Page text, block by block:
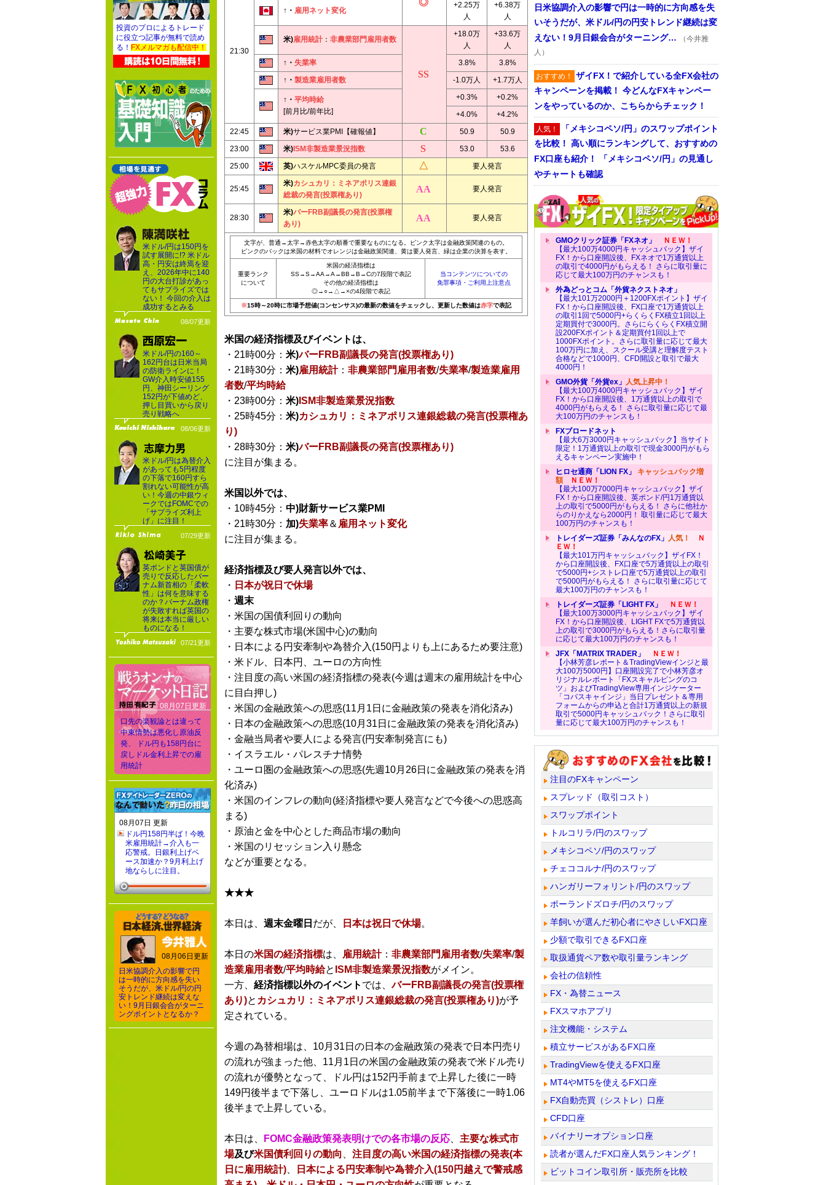
21:30
↑・ 雇用ネット変化
+2.25万
人
+6.38万
人
米)雇用統計 ： 非農業部門雇用者数
+18.0万
人
+33.6万
人
↑・ 失業率 3.8%
3.8%
↑・ 製造業雇用者数 -1.0万人 +1.7万人
↑・ 平均時給
[前月比/前年比]
+0.3%
+0.2%
+4.0%
+4.2%
22:45
米)サービス業PMI【確報値】 50.9
50.9
23:00
米) ISM非製造業景況指数 53.0
53.6
25:00
英)ハスケルMPC委員の発言 要人発言
25:45
米)カシュカリ：ミネアポリス連銀
総裁の発言(投票権あり)
要人発言
28:30
米)バーFRB副議長の発言(投票権
あり)
要人発言
文字が、普通→太字→赤色太字の順番で重要なものになる。ピンク太字は金融政策関連のもの。
ピンクのバックは米国の材料でオレンジは金融政策関連、黄は要人発言、緑は企業の決算を表す。
重要ランク
について
米国の経済指標は
SS→S→AA→A→BB→B→Cの7段階で表記
その他の経済指標は
◎→○→△→×の4段階で表記
当コンテンツについての
免罪事項・ご利用上注意点
※15時～20時に市場予想値(コンセンサス)の最新の数値をチェックし、更新した数値は赤字で表記
米国の経済指標及びイベントは、
・21時00分： 米)バーFRB副議長の発言(投票権あり)
・21時30分： 米)雇用統計： 非農業部門雇用者数/失業率/製造業雇用
者数/平均時給
・23時00分： 米) ISM非製造業景況指数
・25時45分： 米)カシュカリ：ミネアポリス連銀総裁の発言(投票権あ
り)
・28時30分： 米)バーFRB副議長の発言(投票権あり)
に注目が集まる。
米国以外では、
・10時45分： 中)財新サービス業PMI
・21時30分： 加)失業率＆ 雇用ネット変化
に注目が集まる。
経済指標及び要人発言以外では、
・ 日本が祝日で休場
・ 週末
・米国の国債利回りの動向
・主要な株式市場(米国中心)の動向
・日本による円安牽制や為替介入(150円よりも上にあるため要注意)
・米ドル、日本円、ユーロの方向性
・注目度の高い米国の経済指標の発表(今週は週末の雇用統計を中心
に目白押し)
・米国の金融政策への思惑(11月1日に金融政策の発表を消化済み)
・日本の金融政策への思惑(10月31日に金融政策の発表を消化済み)
・金融当局者や要人による発言(円安牽制発言にも)
・イスラエル・パレスチナ情勢
・ユーロ圏の金融政策への思惑(先週10月26日に金融政策の発表を消
化済み)
・米国のインフレの動向(経済指標や要人発言などで今後への思惑高
まる)
・原油と金を中心とした商品市場の動向
・米国のリセッション入り懸念
などが重要となる。
★★★
本日は、 週末金曜日 だが、 日本は祝日で休場。
本日の米国の経済指標は、 雇用統計： 非農業部門雇用者数/失業率/製
造業雇用者数/平均時給と ISM非製造業景況指数がメイン。
一方、 経済指標以外のイベント では、バーFRB副議長の発言(投票権
あり)と カシュカリ：ミネアポリス連銀総裁の発言(投票権あり)が予
定されている。
今週の為替相場は、10月31日の日本の金融政策の発表で日本円売り
の流れが強まった他、11月1日の米国の金融政策の発表で米ドル売り
の流れが優勢となって、ドル円は152円手前まで上昇した後に一時
149円後半まで下落し、ユーロドルは1.05前半まで下落後に一時1.06
後半まで上昇している。
本日は、 FOMC金融政策発表明けでの各市場の反応
主要な株式市
場及び米国債利回りの動向
注目度の高い米国の経済指標の発表(本
日に雇用統計)
日本による円安牽制や為替介入(150円越えで警戒感
日米協調介入の影響で円は一時的に方向感を失
いそうだが、米ドル/円の円安トレンド継続は変
えない！9月日銀会合がターニング…
（今井雅
人）
おすすめ！ ザイFX！で紹介している全FX会社の
キャンペーンを掲載！ 今どんなFXキャンペー
ンをやっているのか、こちらからチェック！
人気！ 「メキシコペソ/円」のスワップポイント
を比較！ 高い順にランキングして、おすすめの
FX口座も紹介！ 「メキシコペソ/円」の見通し
やチャートも確認
GMOクリック証券「FXネオ」
ＮＥＷ！
【最大100万4000円キャッシュバック】ザイ
FX！から口座開設後、FXネオで1万通貨以上
の取引で4000円がもらえる！ さらに取引量に
応じて最大100万円のチャンスも！
外為どっとコム「外貨ネクストネオ」
【最大101万2000円＋1200FXポイント】ザイ
FX！から口座開設後、FX口座で1万通貨以上
の取引1回で5000円+らくらくFX積立1回以上
定期買付で3000円。さらにらくらくFX積立開
設200FXポイント＆定期買付1回以上で
1000FXポイント。さらに取引量に応じて最大
100万円に加え、スクール受講と理解度テスト
合格などで1000円、CFD開設と取引で最大
4000円！
GMO外貨「外貨ex」 人気上昇中！
【最大100万4000円キャッシュバック】ザイ
FX！から口座開設後、1万通貨以上の取引で
4000円がもらえる！ さらに取引量に応じて最
大100万円のチャンスも！
FXブロードネット
【最大6万3000円キャッシュバック】当サイト
限定！1万通貨以上の取引で現金3000円がもら
えるキャンペーン実施中！
ヒロセ通商「LION FX」 キャッシュバック増
額ＮＥＷ！
【最大100万7000円キャッシュバック】ザイ
FX！から口座開設後、英ポンド/円1万通貨以
上の取引で5000円がもらえる！ さらに他社か
らのりかえなら2000円！ 取引量に応じて最大
100万円のチャンスも！
トレイダーズ証券「みんなのFX」 人気！
Ｎ
ＥＷ！
【最大101万円キャッシュバック】ザイFX！
から口座開設後、FX口座で5万通貨以上の取引
で5000円+シストレ口座で5万通貨以上の取引
で5000円がもらえる！ さらに取引量に応じて
最大100万円のチャンスも！
トレイダーズ証券「LIGHT FX」
ＮＥＷ！
【最大100万3000円キャッシュバック】ザイ
FX！から口座開設後、LIGHT FXで5万通貨以
上の取引で3000円がもらえる！さらに取引量
に応じて最大100万円のチャンスも！
JFX「MATRIX TRADER」
ＮＥＷ！
【小林芳彦レポート＆TradingViewインジと最
大100万5000円】口座開設完了で小林芳彦オ
リジナルレポート「FXスキャルピングのコ
ツ」およびTradingView専用インジケーター
「コバスキャインジ」当日プレゼント＆専用
フォームからの申込と合計1万通貨以上の新規
取引で5000円キャッシュバック！さらに取引
量に応じて最大100万円のチャンスも！
注目のFXキャンペーン
スプレッド（取引コスト）
スワップポイント
トルコリラ/円のスワップ
メキシコペソ/円のスワップ
チェココルナ/円のスワップ
ハンガリーフォリント/円のスワップ
ポーランドズロチ/円のスワップ
羊飼いが選んだ初心者にやさしいFX口座
少額で取引できるFX口座
取扱通貨ペア数や取引量ランキング
会社の信頼性
FX・為替ニュース
FXスマホアプリ
注文機能・システム
積立サービスがあるFX口座
TradingViewを使えるFX口座
MT4やMT5を使えるFX口座
FX自動売買（シストレ）口座
CFD口座
バイナリーオプション口座
読者が選んだFX口座人気ランキング！
ビットコイン取引所・販売所を比較
投資のプロによるトレード
に役立つ記事が無料で読め
る！ FXメルマガも配信中！
米ドル/円は150円を
試す展開に!? 米ドル
高・円安は終焉を迎
え、2026年中に140
円の大台打診があっ
てもサプライズでは
ない！ 今回の介入は
成功するとみる
08/07更新
米ドル/円の160～
162円台は日米当局
の防衛ラインに！
GW介入時安値155
円、神田シーリング
152円が下値めど、
押し目買いから戻り
売り戦略へ
08/06更新
米ドル/円は為替介入
があっても5円程度
の下落で160円すら
割れない可能性が高
い！今週の中銀ウィ
ークではFOMCでの
「サプライズ利上
げ」に注目！
07/29更新
英ポンドと英国債が
売りで反応したバー
ナム新首相の「柔軟
性」は何を意味する
のか？バーナム政権
が失敗すれば英国の
将来は本当に厳しい
ものになる！
07/21更新
08月07日更新
口先の楽観論とは違って
中東情勢は悪化し原油反
発、 ドル円も158円台に
戻しドル金利上昇での雇
用統計
08月07日 更新
ドル円158円半ば！今晩
米雇用統計→介入も一
応警戒。日銀利上げペ
ース加速か？9月利上げ
地ならしに注目。
08月06日更新
日米協調介入の影響で円
は一時的に方向感を失い
そうだが、米ドル/円の円
安トレンド継続は変えな
い！9月日銀会合がターニ
ングポイントとなるか？